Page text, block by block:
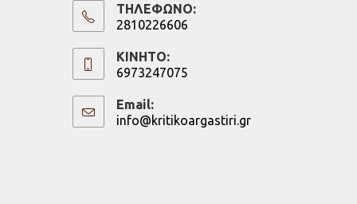
ΤΗΛΕΦΩΝΟ:
2810226606
in
your
ΚΙΝΗΤΟ:
6973247075
in
your
Email:
info@kritikoargastiri.grOpens